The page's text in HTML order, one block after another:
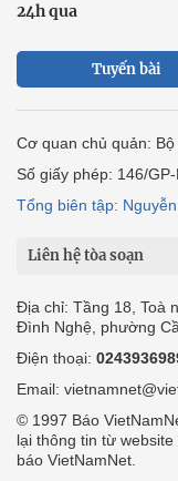
24h qua
Tuyến bài
Cơ quan chủ quản:
Số giấy phép: 146/
Tổng biên tập:
Liên hệ tòa soạn
Địa chỉ: Tầng 18, Toà
Đình Nghệ, phường
Điện thoại:
Email:
© 1997 Báo
lại thông tin từ
báo VietNamNet.